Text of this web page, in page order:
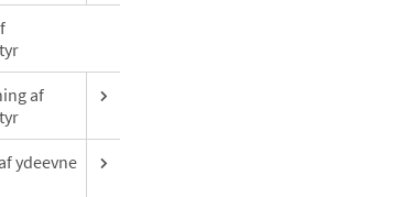
af
ydeevne